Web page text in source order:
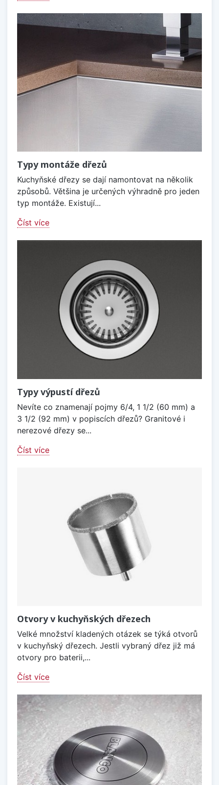
Typy montáže dřezů
Kuchyňské dřezy se dají namontovat na několik
způsobů. Většina je určených výhradně pro jeden
typ montáže. Existují...
Číst více
Typy výpustí dřezů
Nevíte co znamenají pojmy 6/4, 1 1/2 (60 mm) a
3 1/2 (92 mm) v popiscích dřezů? Granitové i
nerezové dřezy se...
Číst více
Otvory v kuchyňských dřezech
Velké množství kladených otázek se týká otvorů
v kuchyňský dřezech. Jestli vybraný dřez již má
otvory pro baterii,...
Číst více